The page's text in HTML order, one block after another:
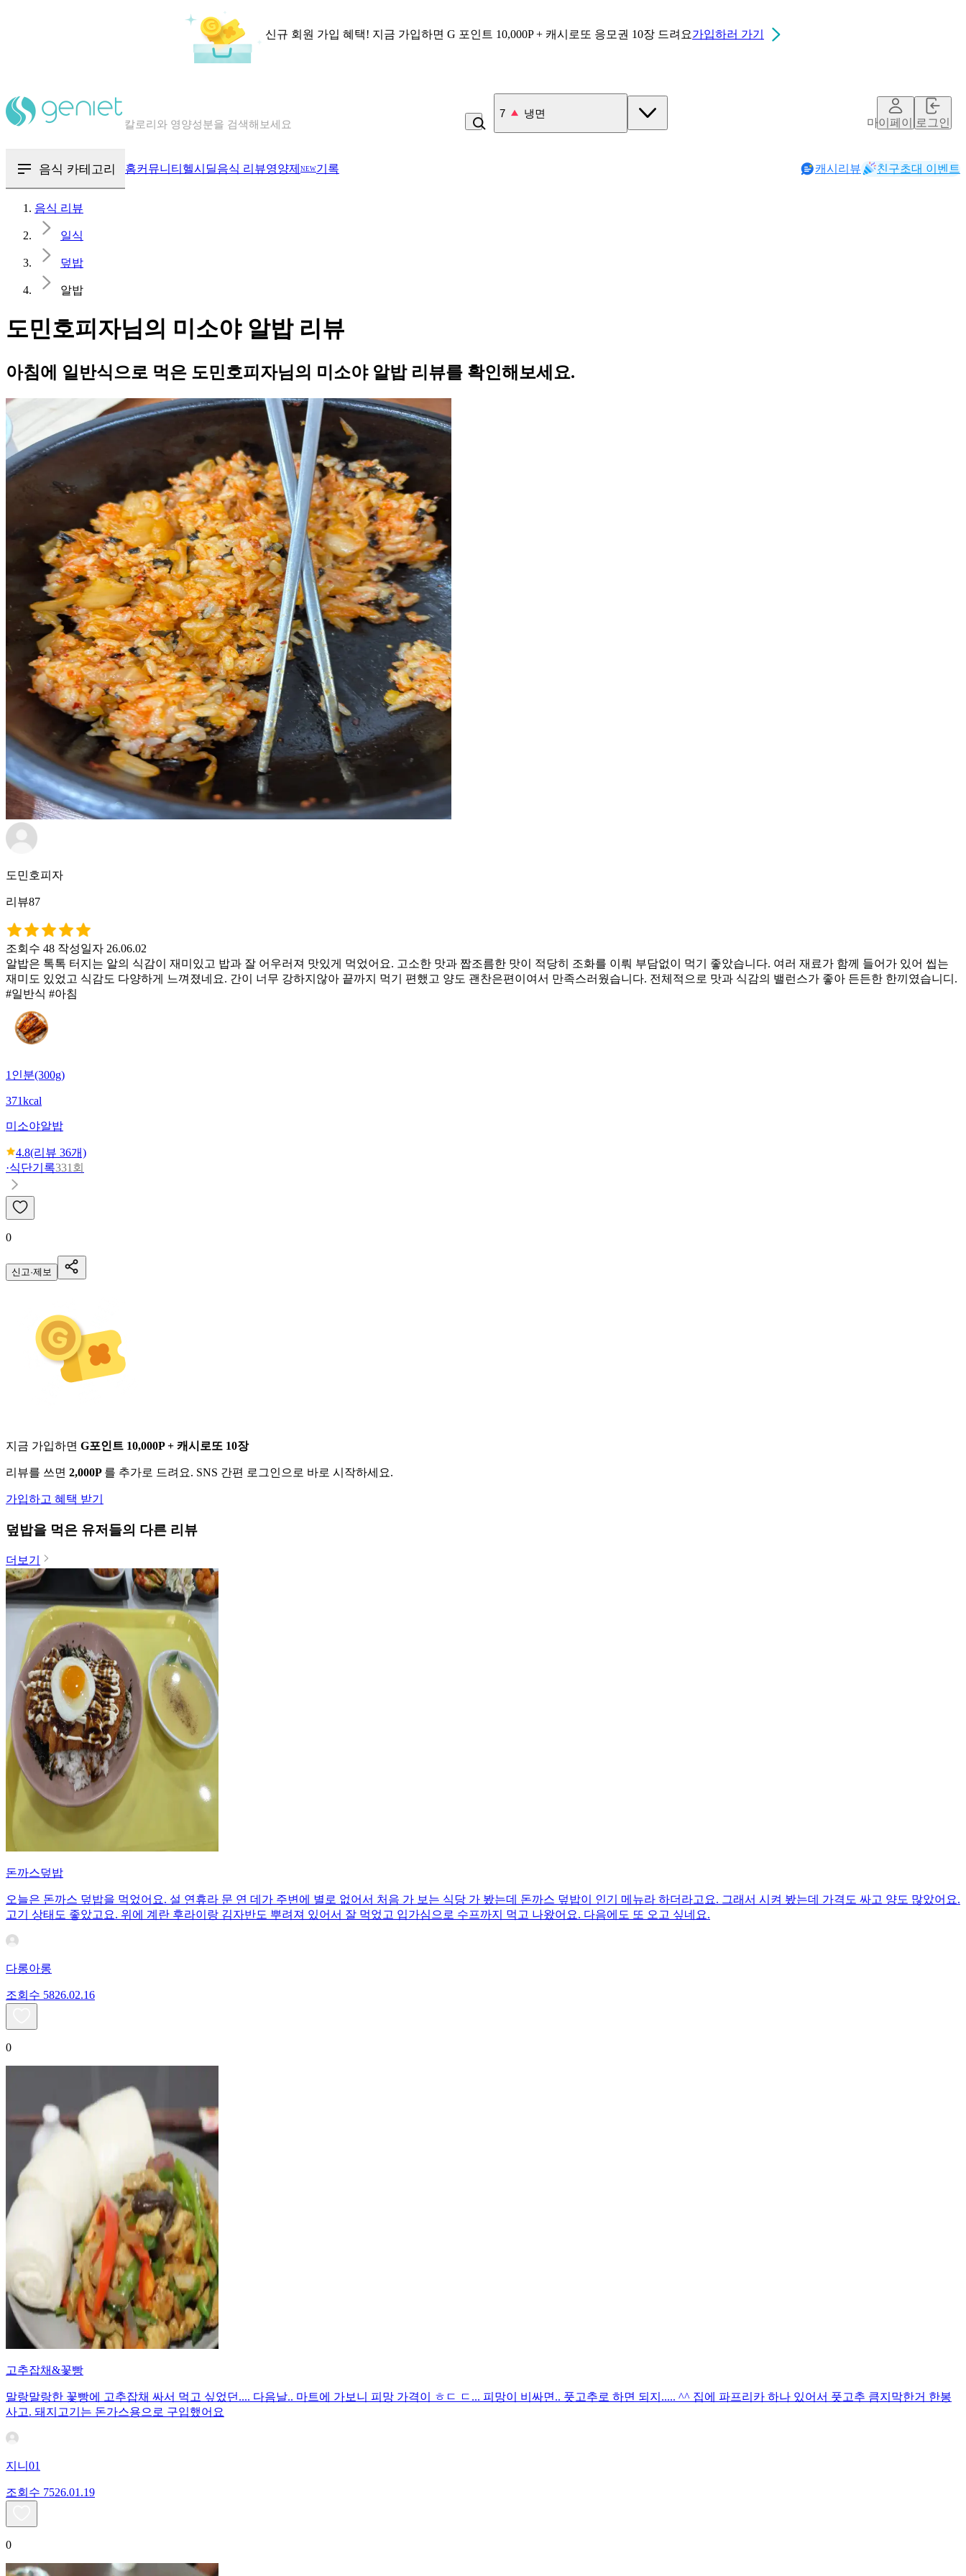
신규 회원 가입 혜택! 지금 가입하면 G 포인트 10,000P + 캐시로또 응모권 10장 드려요가입하러 가기
혈당 · 다이어트 음식 검색해보세요
7 냉면
마이페이지로그인
음식 카테고리 홈커뮤니티 헬시딜음식 리뷰영양제 NEW기록 캐시리뷰 친구초대 이벤트
음식 리뷰
일식
덮밥
알밥
도민호피자님의 미소야 알밥 리뷰
아침에 일반식으로 먹은 도민호피자님의 미소야 알밥 리뷰를 확인해보세요.
도민호피자
리뷰87
조회수 48 작성일자 26.06.02
알밥은 톡톡 터지는 알의 식감이 재미있고 밥과 잘 어우러져 맛있게 먹었어요. 고소한 맛과 짭조름한 맛이 적당히 조화를 이뤄 부담없이 먹기 좋았습니다. 여러 재료가 함께 들어가 있어 씹는
재미도 있었고 식감도 다양하게 느껴졌네요. 간이 너무 강하지않아 끝까지 먹기 편했고 양도 괜찬은편이여서 만족스러웠습니다. 전체적으로 맛과 식감의 밸런스가 좋아 든든한 한끼였습니디.
#일반식 #아침
1인분(300g)
371kcal
미소야알밥
4.8(리뷰 36개)
·식단기록331회
0
신고·제보
지금 가입하면 G포인트 10,000P + 캐시로또 10장
리뷰를 쓰면 2,000P 를 추가로 드려요. SNS 간편 로그인으로 바로 시작하세요.
가입하고 혜택 받기
덮밥을 먹은 유저들의 다른 리뷰
더보기
돈까스덮밥
오늘은 돈까스 덮밥을 먹었어요. 설 연휴라 문 연 데가 주변에 별로 없어서 처음 가 보는 식당 가 봤는데 돈까스 덮밥이 인기 메뉴라 하더라고요. 그래서 시켜 봤는데 가격도 싸고 양도 많았어요.
고기 상태도 좋았고요. 위에 계란 후라이랑 김자반도 뿌려져 있어서 잘 먹었고 입가심으로 수프까지 먹고 나왔어요. 다음에도 또 오고 싶네요.
다롱아롱
조회수 5826.02.16
0
고추잡채&꽃빵
말랑말랑한 꽃빵에 고추잡채 싸서 먹고 싶었던.... 다음날.. 마트에 가보니 피망 가격이 ㅎㄷ ㄷ... 피망이 비싸면.. 풋고추로 하면 되지..... ^^ 집에 파프리카 하나 있어서 풋고추 큼지막한거 한봉
사고. 돼지고기는 돈가스용으로 구입했어요
지니01
조회수 7526.01.19
0